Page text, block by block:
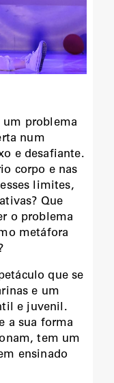
um problema
num
e desafiante.
corpo e nas
limites,
Que
o problema
metáfora
que se
e um
e juvenil.
a sua forma
tem um
ensinado